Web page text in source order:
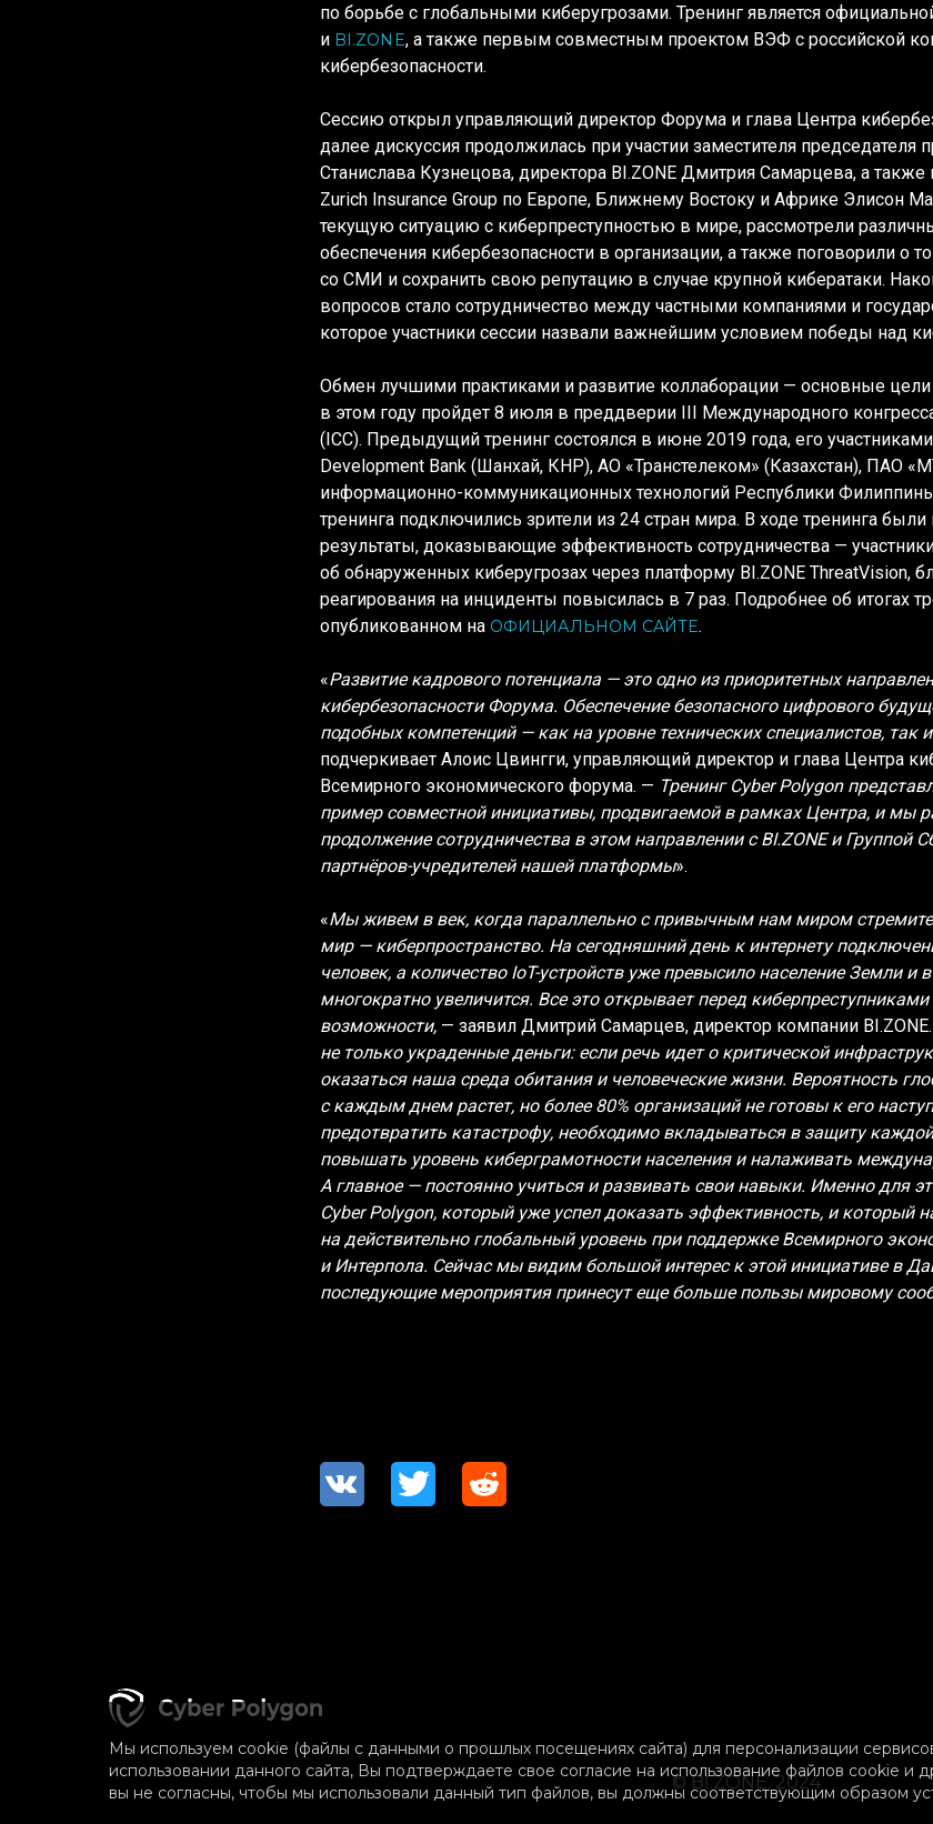
по борьбе с глобальными киберугрозами. Тренинг является
и BI.ZONE, а также первым совместным проектом ВЭФ с российской
кибербезопасности.
Сессию открыл управляющий директор Форума и глава Центра
далее дискуссия продолжилась при участии заместителя председателя
Станислава Кузнецова, директора BI.ZONE Дмитрия Самарцева, а также
Zurich Insurance Group по Европе, Ближнему Востоку и Африке Элисон
текущую ситуацию с киберпреступностью в мире, рассмотрели
обеспечения кибербезопасности в организации, а также поговорили о
со СМИ и сохранить свою репутацию в случае крупной кибератаки.
вопросов стало сотрудничество между частными компаниями и
которое участники сессии назвали важнейшим условием победы над
Обмен лучшими практиками и развитие коллаборации — основные
в этом году пройдет 8 июля в преддверии III Международного
(ICC). Предыдущий тренинг состоялся в июне 2019 года, его
Development Bank (Шанхай, КНР), АО «Транстелеком» (Казахстан), ПАО
информационно-коммуникационных технологий Республики
тренинга подключились зрители из 24 стран мира. В ходе тренинга
результаты, доказывающие эффективность сотрудничества —
об обнаруженных киберугрозах через платформу BI.ZONE ThreatVision,
реагирования на инциденты повысилась в 7 раз. Подробнее об итогах
опубликованном на ОФИЦИАЛЬНОМ САЙТЕ.
«Развитие кадрового потенциала — это одно из приоритетных
кибербезопасности Форума. Обеспечение безопасного цифрового
подобных компетенций — как на уровне технических специалистов, так
подчеркивает Алоис Цвингги, управляющий директор и глава Центра
Всемирного экономического форума. — Тренинг Cyber Polygon
пример совместной инициативы, продвигаемой в рамках Центра, и мы
продолжение сотрудничества в этом направлении с BI.ZONE и Группой
партнёров-учредителей нашей платформы».
«Мы живем в век, когда параллельно с привычным нам миром
мир — киберпространство. На сегодняшний день к интернету
человек, а количество IoT-устройств уже превысило население Земли
многократно увеличится. Все это открывает перед
возможности, — заявил Дмитрий Самарцев, директор компании
не только украденные деньги: если речь идет о критической
оказаться наша среда обитания и человеческие жизни. Вероятность
с каждым днем растет, но более 80% организаций не готовы к его
предотвратить катастрофу, необходимо вкладываться в защиту
повышать уровень киберграмотности населения и налаживать
А главное — постоянно учиться и развивать свои навыки. Именно для
Cyber Polygon, который уже успел доказать эффективность, и который
на действительно глобальный уровень при поддержке Всемирного
и Интерпола. Сейчас мы видим большой интерес к этой инициативе в
последующие мероприятия принесут еще больше пользы мировому
© BI.ZONE, 2024
Мы используем cookie (файлы с данными о прошлых посещениях сайта) для персонализации
использовании данного сайта, Вы подтверждаете свое согласие на использование файлов cookie и
вы не согласны, чтобы мы использовали данный тип файлов, вы должны соответствующим образом